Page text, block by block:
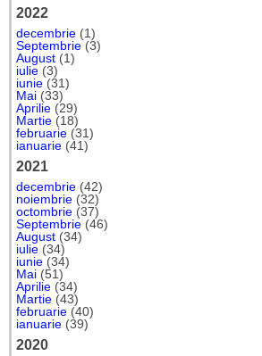
2022
decembrie (1)
Septembrie (3)
August (1)
iulie (3)
iunie (31)
Mai (33)
Aprilie (29)
Martie (18)
februarie (31)
ianuarie (41)
2021
decembrie (42)
noiembrie (32)
octombrie (37)
Septembrie (46)
August (34)
iulie (34)
iunie (34)
Mai (51)
Aprilie (34)
Martie (43)
februarie (40)
ianuarie (39)
2020